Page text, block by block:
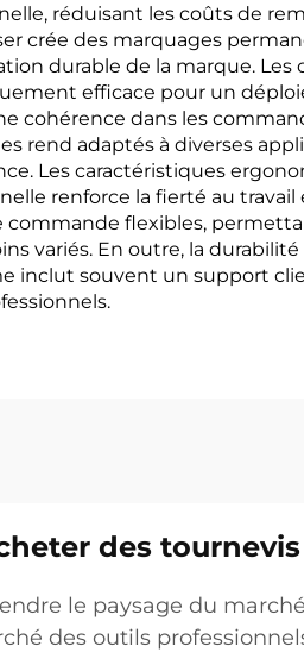
réduisant les coûts de
crée des marquages
durable de la marque.
efficace pour un
cohérence dans les
rend adaptés à diverses
Les caractéristiques
renforce la fierté au
commande flexibles,
variés. En outre, la
inclut souvent un support
des
le paysage du
des outils